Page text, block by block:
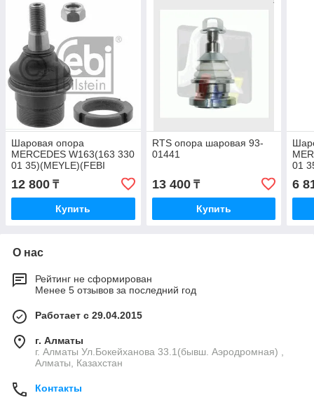
Шаровая опора
MERCEDES W163(163 330
01 35)(MEYLE)(FEBI
12 800 ₸
Купить
RTS опора шаровая 93-
01441
13 400₸
Купить
01
6
О нас
Рейтинг не сформирован
Менее 5 отзывов за последний год
Работает с 29.04.2015
г. Алматы
г. Алматы Ул.Бокейханова 33.1(бывш. Аэродромная) ,
Алматы, Казахстан
Контакты